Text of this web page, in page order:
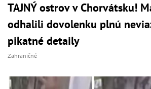
TAJNÝ ostrov v Chorvátsku!
odhalili dovolenku plnú
pikatné detaily
Zahraničné